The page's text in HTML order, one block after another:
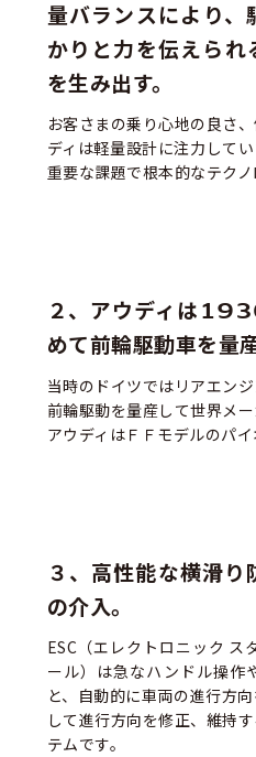
量バランスにより、
かりと力を伝えられ
を生み出す。
お客さまの乗り心地の良さ
ディは軽量設計に注力して
重要な課題で根本的なテクノ
２、アウディは
めて前輪駆動車を量
当時のドイツではリアエン
前輪駆動を量産して世界メ
アウディはＦＦモデルのパイ
３、高性能な横滑り
の介入。
ESC（エレクトロニック ス
ール）は急なハンドル操作
と、自動的に車両の進行方
して進行方向を修正、維持
テムです。